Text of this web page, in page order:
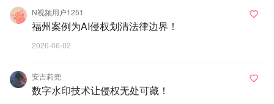
N视频用户1251
福州案例为AI侵权划清法律边界！
2026-06-02
安吉莉兜
数字水印技术让侵权无处可藏！